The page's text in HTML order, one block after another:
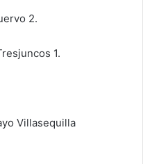
2.
1.
Villasequilla